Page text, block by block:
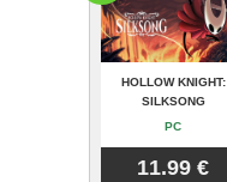
HOLLOW KNIGHT:
SILKSONG
PC
11.99 €